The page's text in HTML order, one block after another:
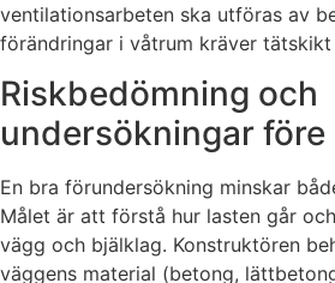
ventilationsarbeten ska utföras av
förändringar i våtrum kräver
Riskbedömning och
undersökningar
En bra förundersökning minskar
Målet är att förstå hur lasten går
vägg och bjälklag. Konstruktören
väggens material (betong,